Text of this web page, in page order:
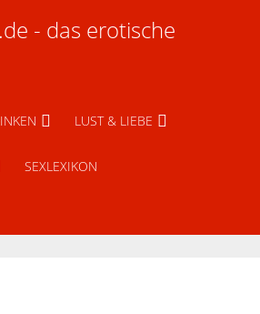
LUST & LIEBE
SEXLEXIKON
tickt ̵ …
– wa …